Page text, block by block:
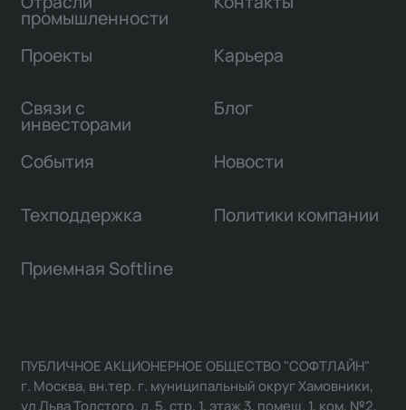
промышленности
Проекты
Связи с
инвесторами
Карьера
Блог
События Новости
Техподдержка Политики компании
Приемная Softline
ПУБЛИЧНОЕ АКЦИОНЕРНОЕ ОБЩЕСТВО "СОФТЛАЙН"
г. Москва, вн.тер. г. муниципальный округ Хамовники,
ул Льва Толстого, д. 5, стр. 1, этаж 3, помещ. 1, ком. №2,